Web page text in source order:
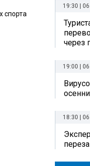
спорта
19:30 |
через
19:00 |
18:30 |